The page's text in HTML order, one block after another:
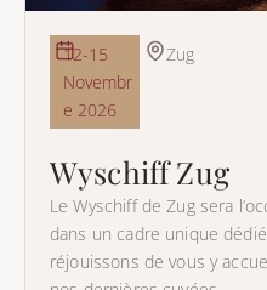
12-15
Novembr
e 2026
Zug
Wyschiff Zug
Le Wyschiff de Zug sera
dans un cadre unique
réjouissons de vous y